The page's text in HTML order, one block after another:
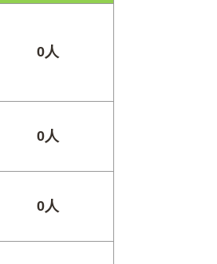
0人
0人
0人